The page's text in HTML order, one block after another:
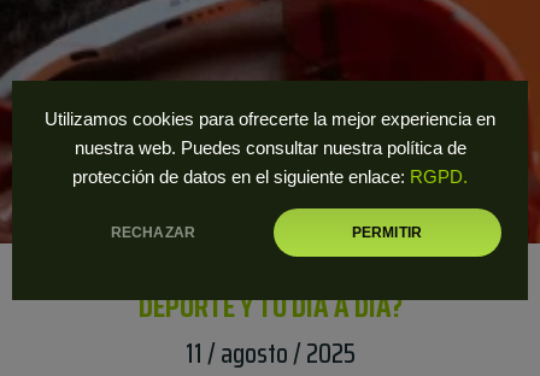
Utilizamos cookies para ofrecerte la mejor experiencia en
nuestra web. Puedes consultar nuestra política de
protección de datos en el siguiente enlace: RGPD.
RECHAZAR PERMITIR
GAFAS DE SOL INTELIGENTES: ¿ÚTILES PARA
DEPORTE Y TU DÍA A DÍA?
11 / agosto / 2025